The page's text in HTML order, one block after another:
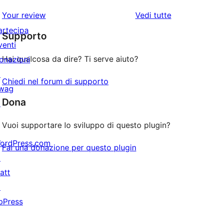
stelle
2-
stelle
a
1-
stelle
Your review Vedi tuttele
Supporto
Hai qualcosa da dire? Ti serve aiuto?
Chiedi nel forum di supporto
Dona
Vuoi supportare lo sviluppo di questo plugin?
Fai una donazione per questo plugin